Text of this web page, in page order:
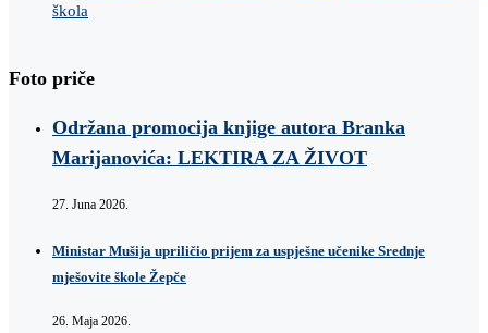
škola
Foto priče
Održana promocija knjige autora Branka
Marijanovića: LEKTIRA ZA ŽIVOT
27. Juna 2026.
Ministar Mušija upriličio prijem za uspješne učenike Srednje
mješovite škole Žepče
26. Maja 2026.